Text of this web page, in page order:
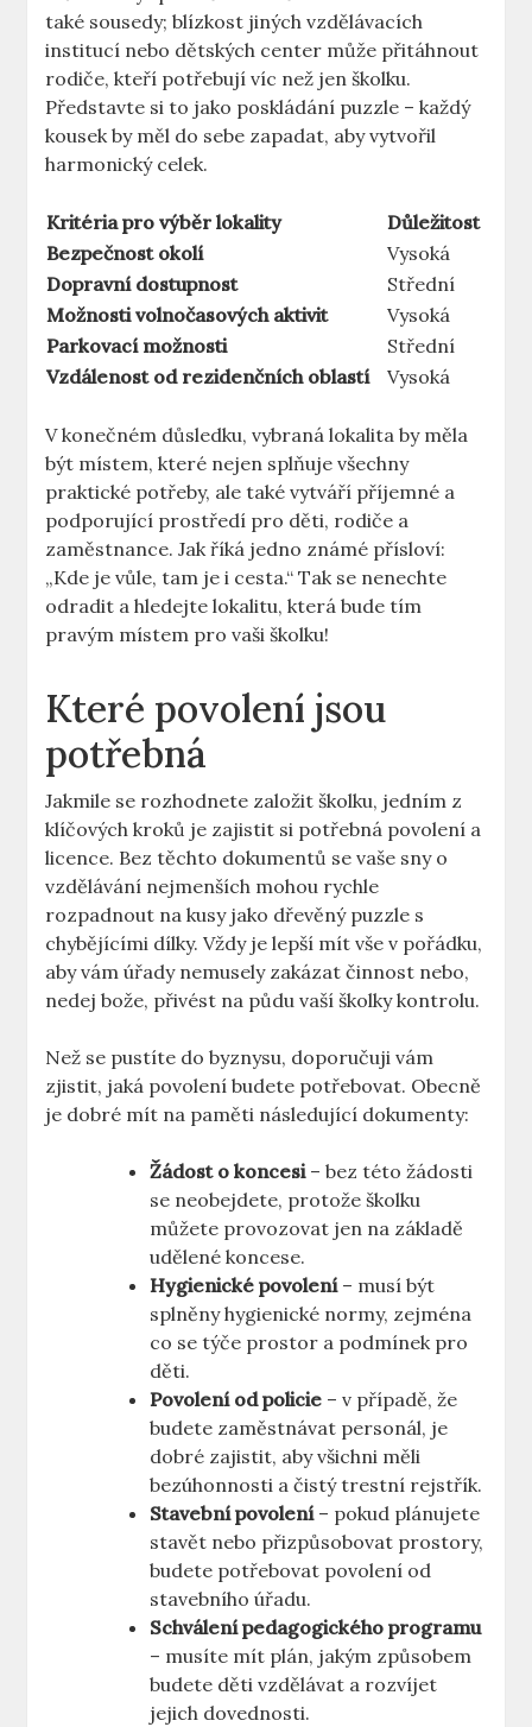
také sousedy; blízkost jiných vzdělávacích
institucí nebo dětských center může přitáhnout
rodiče, kteří potřebují víc než jen školku.
Představte si to jako poskládání puzzle – každý
kousek by měl do sebe zapadat, aby vytvořil
harmonický celek.
Kritéria pro výběr lokality
Důležitost
Bezpečnost okolí
Vysoká
Dopravní dostupnost
Střední
Možnosti volnočasových aktivit
Vysoká
Parkovací možnosti
Střední
Vzdálenost od rezidenčních oblastí
Vysoká
V konečném důsledku, vybraná lokalita by měla
být místem, které nejen splňuje všechny
praktické potřeby, ale také vytváří příjemné a
podporující prostředí pro děti, rodiče a
zaměstnance. Jak říká jedno známé přísloví:
„Kde je vůle, tam je i cesta.“ Tak se nenechte
odradit a hledejte lokalitu, která bude tím
pravým místem pro vaši školku!
Které povolení jsou
potřebná
Jakmile se rozhodnete založit školku, jedním z
klíčových kroků je zajistit si potřebná povolení a
licence. Bez těchto dokumentů se vaše sny o
vzdělávání nejmenších mohou rychle
rozpadnout na kusy jako dřevěný puzzle s
chybějícími dílky. Vždy je lepší mít vše v pořádku,
aby vám úřady nemusely zakázat činnost nebo,
nedej bože, přivést na půdu vaší školky kontrolu.
Než se pustíte do byznysu, doporučuji vám
zjistit, jaká povolení budete potřebovat. Obecně
je dobré mít na paměti následující dokumenty:
Žádost o koncesi– bez této žádosti
se neobejdete, protože školku
můžete provozovat jen na základě
udělené koncese.
Hygienické povolení– musí být
splněny hygienické normy, zejména
co se týče prostor a podmínek pro
děti.
Povolení od policie – v případě, že
budete zaměstnávat personál, je
dobré zajistit, aby všichni měli
bezúhonnosti a čistý trestní rejstřík.
Stavební povolení– pokud plánujete
stavět nebo přizpůsobovat prostory,
budete potřebovat povolení od
stavebního úřadu.
Schválení pedagogického programu
– musíte mít plán, jakým způsobem
budete děti vzdělávat a rozvíjet
jejich dovednosti.